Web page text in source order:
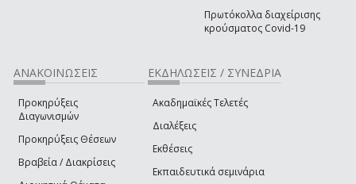
Πρωτόκολλα διαχείρισης
κρούσματος Covid-19
ΑΝΑΚΟΙΝΩΣΕΙΣ
Προκηρύξεις
Διαγωνισμών
Προκηρύξεις Θέσεων
Βραβεία / Διακρίσεις
ΕΚΔΗΛΩΣΕΙΣ / ΣΥΝΕΔΡΙΑ
Ακαδημαϊκές Τελετές
Διαλέξεις
Εκθέσεις
Εκπαιδευτικά σεμινάρια